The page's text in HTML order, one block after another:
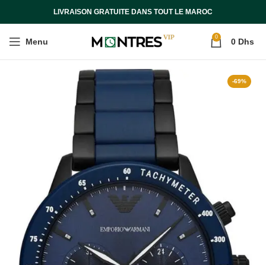
LIVRAISON GRATUITE DANS TOUT LE MAROC
Menu 0 0 Dhs
-69%